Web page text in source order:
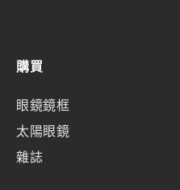
購買
眼鏡鏡框
太陽眼鏡
雜誌